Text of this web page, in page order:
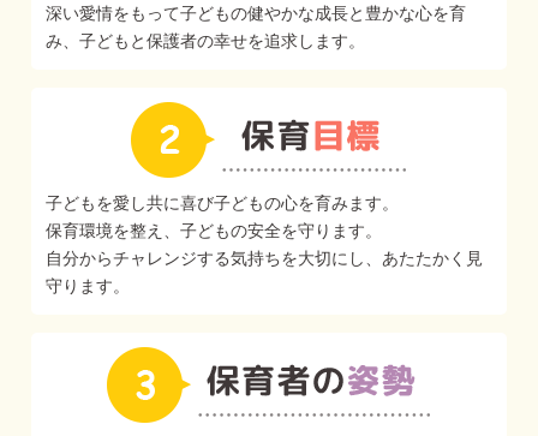
深い愛情をもって子どもの健やかな成長と豊かな心を育
み、子どもと保護者の幸せを追求します。
子どもを愛し共に喜び子どもの心を育みます。
保育環境を整え、子どもの安全を守ります。
自分からチャレンジする気持ちを大切にし、あたたかく見
守ります。